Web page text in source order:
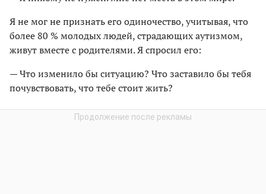
Я не мог не признать его одиночество, учитывая, что
более 80 % молодых людей, страдающих аутизмом,
живут вместе с родителями. Я спросил его:
— Что изменило бы ситуацию? Что заставило бы тебя
почувствовать, что тебе стоит жить?